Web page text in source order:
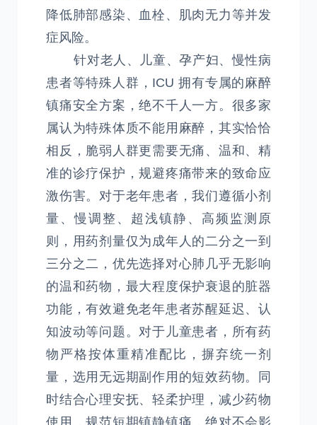
降低肺部感染、血栓、肌肉无力等并发
症风险。
针对老人、儿童、孕产妇、慢性病
患者等特殊人群，ICU 拥有专属的麻醉
镇痛安全方案，绝不千人一方。很多家
属认为特殊体质不能用麻醉，其实恰恰
相反，脆弱人群更需要无痛、温和、精
准的诊疗保护，规避疼痛带来的致命应
激伤害。对于老年患者，我们遵循小剂
量、慢调整、超浅镇静、高频监测原
则，用药剂量仅为成年人的二分之一到
三分之二，优先选择对心肺几乎无影响
的温和药物，最大程度保护衰退的脏器
功能，有效避免老年患者苏醒延迟、认
知波动等问题。对于儿童患者，所有药
物严格按体重精准配比，摒弃统一剂
量，选用无远期副作用的短效药物。同
时结合心理安抚、轻柔护理，减少药物
使用，规范短期镇静镇痛，绝对不会影